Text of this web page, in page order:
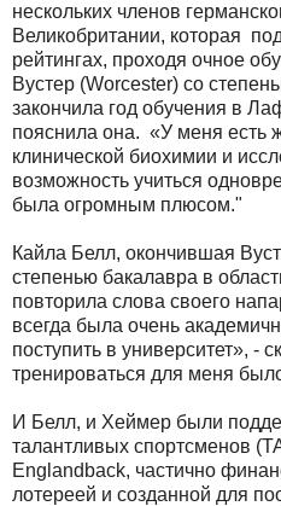
нескольких членов
Великобритании, которая
рейтингах, проходя очное
Вустер (Worcester) со
закончила год обучения в
пояснила она. «У меня есть
клинической биохимии и
возможность учиться
была огромным плюсом."
Кайла Белл, окончившая
степенью бакалавра в
повторила слова своего
всегда была очень
поступить в университет», -
тренироваться для меня
И Белл, и Хеймер были
талантливых спортсменов
Englandback, частично
лотереей и созданной для